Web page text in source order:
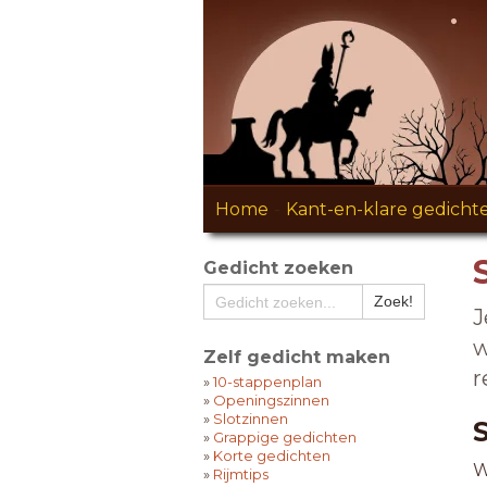
Home Kant-en-klare
Gedicht zoeken
Zelf gedicht maken
»10-stappenplan
» Openingszinnen
» Slotzinnen
» Grappige gedichten
» Korte gedichten
» Rijmtips